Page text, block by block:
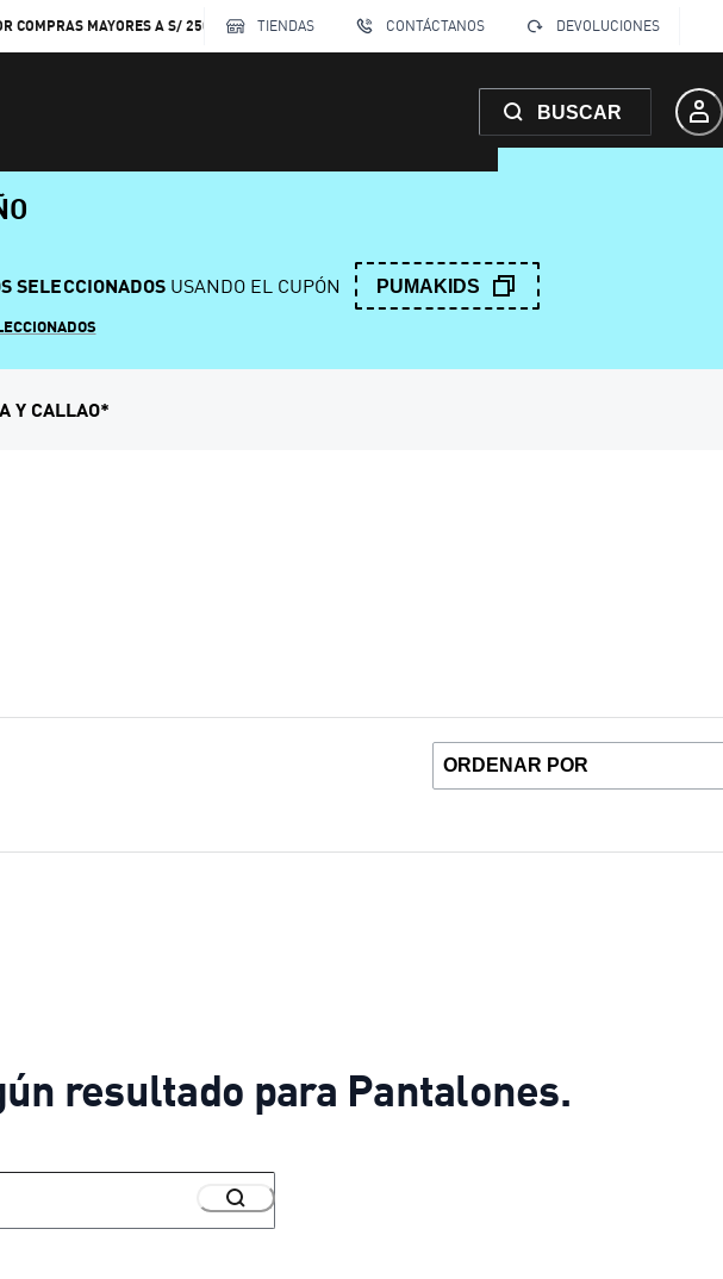
COMPRAS MAYORES A S/ 250 TIENDAS CONTÁCTANOS DEVOLUCIONES
BUSCAR
SELECCIONADOSUSANDO EL CUPÓN PUMAKIDS
Y CALLAO*
resultado para Pantalones.